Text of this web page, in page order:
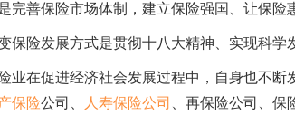
完善保险市场体制，建立保险强国、让保险
险发展方式是贯彻十八大精神、实现科学
在促进经济社会发展过程中，自身也不断
保险公司、 人寿保险公司
、再保险公司、